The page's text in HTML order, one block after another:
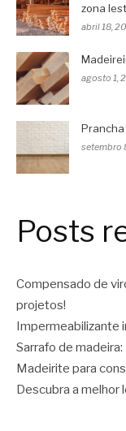
zona
abril 18,
agosto 1,
Prancha
setembro
Posts
Compensado de
projetos!
Impermeabilizante
Sarrafo de
Madeirite para
Descubra a melhor